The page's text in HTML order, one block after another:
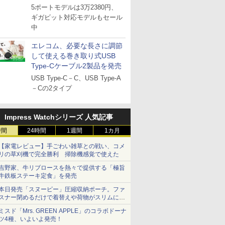
5ポートモデルは3万2380円、
ギガビット対応モデルもセール
中
エレコム、必要な長さに調節
して使える巻き取り式USB
Type-Cケーブル2製品を発売
USB Type-C－C、USB Type-A
－Cの2タイプ
Impress Watchシリーズ 人気記事
24時間 1週間 1カ月
家電レビュー】手ごわい雑草との戦い、コメ
の草刈機で完全勝利 掃除機感覚で使えた
野家、牛リブロースを熱々で提供する「極旨
鉄板ステーキ定食」を発売
日発売「スヌーピー」圧縮収納ポーチ。ファ
ナー閉めるだけで着替えや荷物がスリムにま
まる
スド「Mrs. GREEN APPLE」のコラボドーナ
4種、いよいよ発売！